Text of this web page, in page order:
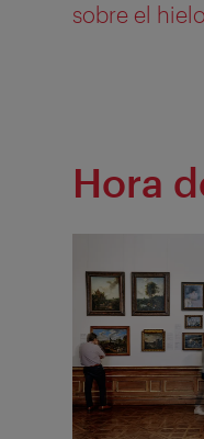
sobre el
Hora